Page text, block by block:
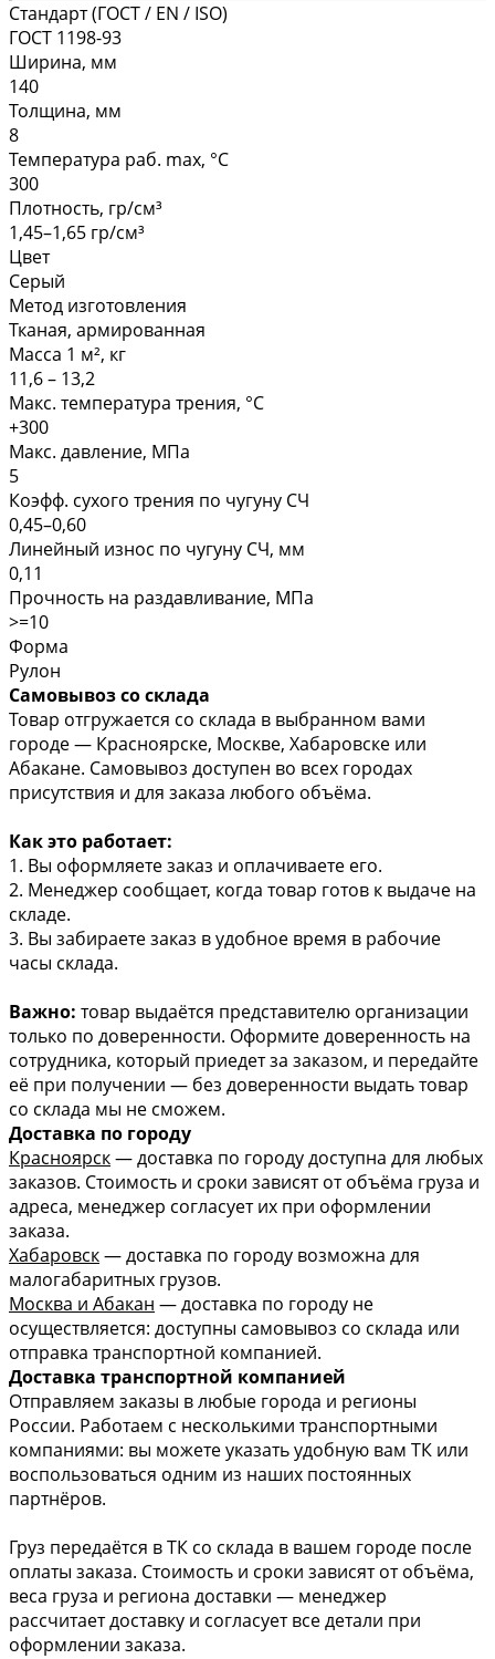
Стандарт (ГОСТ / EN / ISO)
ГОСТ 1198-93
Ширина, мм
140
Толщина, мм
8
Температура раб. max, °C
300
Плотность, гр/см³
1,45–1,65 гр/см³
Цвет
Серый
Метод изготовления
Тканая, армированная
Масса 1 м², кг
11,6 – 13,2
Макс. температура трения, °С
+300
Макс. давление, МПа
5
Коэфф. сухого трения по чугуну СЧ
0,45–0,60
Линейный износ по чугуну СЧ, мм
0,11
Прочность на раздавливание, МПа
>=10
Форма
Рулон
Самовывоз со склада
Товар отгружается со склада в выбранном вами
городе — Красноярске, Москве, Хабаровске или
Абакане. Самовывоз доступен во всех городах
присутствия и для заказа любого объёма.
Как это работает:
1. Вы оформляете заказ и оплачиваете его.
2. Менеджер сообщает, когда товар готов к выдаче на
складе.
3. Вы забираете заказ в удобное время в рабочие
часы склада.
Важно: товар выдаётся представителю организации
только по доверенности. Оформите доверенность на
сотрудника, который приедет за заказом, и передайте
её при получении — без доверенности выдать товар
со склада мы не сможем.
Доставка по городу
Красноярск— доставка по городу доступна для любых
заказов. Стоимость и сроки зависят от объёма груза и
адреса, менеджер согласует их при оформлении
заказа.
Хабаровск— доставка по городу возможна для
малогабаритных грузов.
Москва и Абакан — доставка по городу не
осуществляется: доступны самовывоз со склада или
отправка транспортной компанией.
Доставка транспортной компанией
Отправляем заказы в любые города и регионы
России. Работаем с несколькими транспортными
компаниями: вы можете указать удобную вам ТК или
воспользоваться одним из наших постоянных
партнёров.
Груз передаётся в ТК со склада в вашем городе после
оплаты заказа. Стоимость и сроки зависят от объёма,
веса груза и региона доставки — менеджер
рассчитает доставку и согласует все детали при
оформлении заказа.